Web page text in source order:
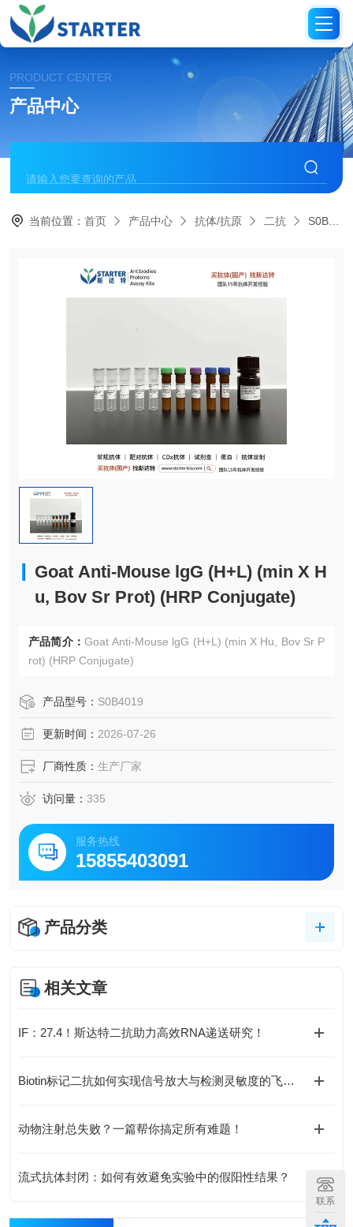
PRODUCT CENTER
产品中心
当前位置：首页 产品中心 抗体/抗原 二抗 S0B4019Goat Anti-Mouse lgG (H+L) (min X Hu, Bov Sr Prot) (HRP Conjugate)
Goat Anti-Mouse lgG (H+L) (min X H
u, Bov Sr Prot) (HRP Conjugate)
产品简介： Goat Anti-Mouse lgG (H+L) (min X Hu, Bov Sr P
rot) (HRP Conjugate)
产品型号： S0B4019
更新时间： 2026-07-26
厂商性质： 生产厂家
访问量： 335
服务热线
15855403091
产品分类
相关文章
IF：27.4！斯达特二抗助力高效RNA递送研究！
Biotin标记二抗如何实现信号放大与检测灵敏度的飞跃？
动物注射总失败？一篇帮你搞定所有难题！
流式抗体封闭：如何有效避免实验中的假阳性结果？
联系